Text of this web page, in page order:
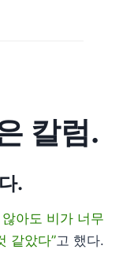
칼럼.
.
아도 비가 너무
같았다”고 했다.